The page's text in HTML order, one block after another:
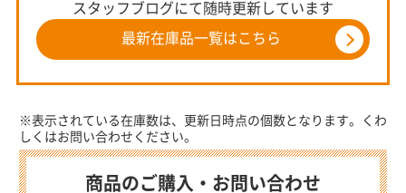
スタッフブログにて随時更新しています
最新在庫品一覧はこちら
※表示されている在庫数は、更新日時点の個数となります。くわ
しくはお問い合わせください。
商品のご購入・お問い合わせ